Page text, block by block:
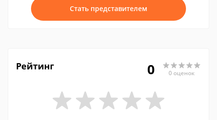
Стать представителем
Рейтинг 0 0 оценок